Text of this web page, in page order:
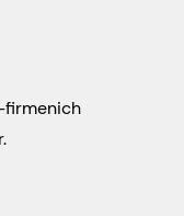
firmenich